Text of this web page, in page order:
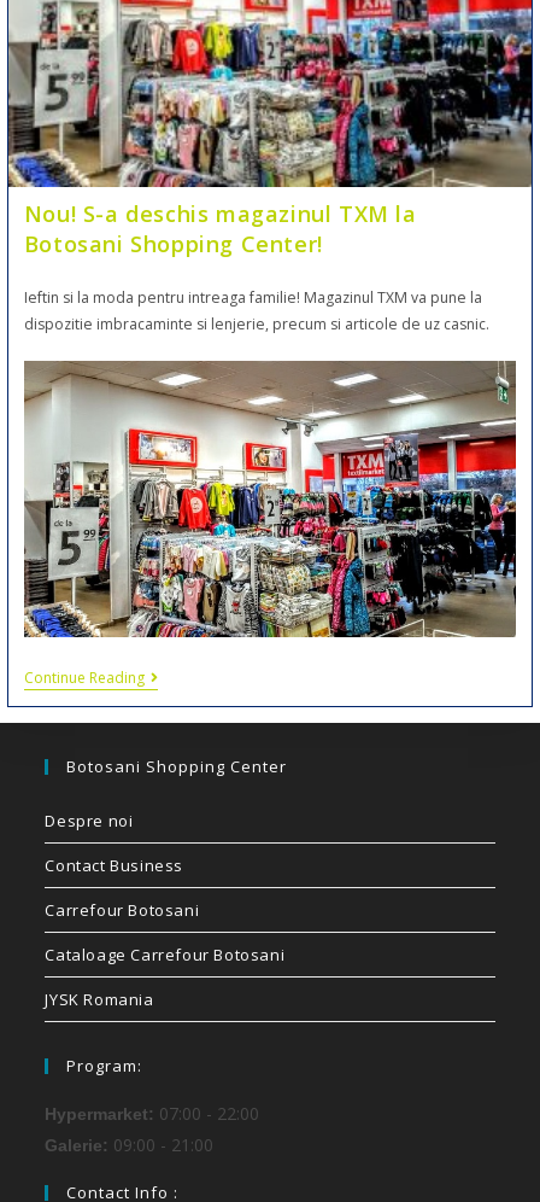
Nou! S-a deschis magazinul TXM la
Botosani Shopping Center!
Ieftin si la moda pentru intreaga familie! Magazinul TXM va pune la
dispozitie imbracaminte si lenjerie, precum si articole de uz casnic.
Continue Reading
Botosani Shopping Center
Despre noi
Contact Business
Carrefour Botosani
Cataloage Carrefour Botosani
JYSK Romania
Program:
Hypermarket: 07:00 - 22:00
Galerie: 09:00 - 21:00
Contact Info :